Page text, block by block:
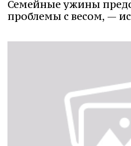
Семейные ужины
проблемы с весом, —